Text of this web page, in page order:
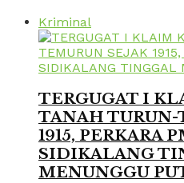
Kriminal
TERGUGAT I
TANAH TURUN-
1915, PERKARA
SIDIKALANG
MENUNGGU